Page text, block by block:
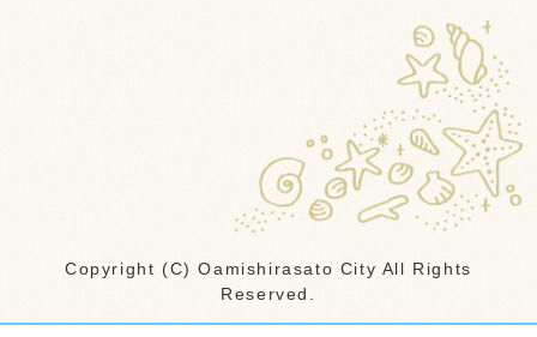
Copyright (C) Oamishirasato City All Rights
Reserved.